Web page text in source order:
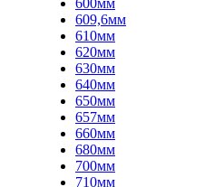
600мм
609,6мм
610мм
620мм
630мм
640мм
650мм
657мм
660мм
680мм
700мм
710мм